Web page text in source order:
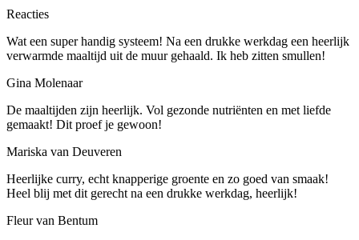
Reacties
Wat een super handig systeem! Na een drukke werkdag een heerlijk
verwarmde maaltijd uit de muur gehaald. Ik heb zitten smullen!
Gina Molenaar
De maaltijden zijn heerlijk. Vol gezonde nutriënten en met liefde
gemaakt! Dit proef je gewoon!
Mariska van Deuveren
Heerlijke curry, echt knapperige groente en zo goed van smaak!
Heel blij met dit gerecht na een drukke werkdag, heerlijk!
Fleur van Bentum